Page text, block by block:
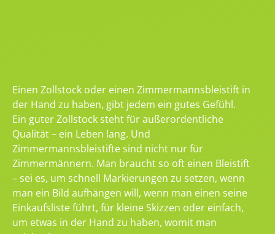
Einen Zollstock oder einen Zimmermannsbleistift in
der Hand zu haben, gibt jedem ein gutes Gefühl.
Ein guter Zollstock steht für außerordentliche
Qualität – ein Leben lang. Und
Zimmermannsbleistifte sind nicht nur für
Zimmermännern. Man braucht so oft einen Bleistift
– sei es, um schnell Markierungen zu setzen, wenn
man ein Bild aufhängen will, wenn man einen seine
Einkaufsliste führt, für kleine Skizzen oder einfach,
um etwas in der Hand zu haben, womit man